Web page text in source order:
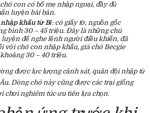
con có bố mẹ nhập ngoại, đầy đủ
luyện bài bản.
nhập khẩu từ Bỉ: có giấy tờ, nguồn gốc
bình 30 – 45 triệu. Đây là những chú
luyện để nghe lệnh người điều khiển, đã
với chó con nhập khẩu, giá chó Becgie
30 – 40 triệu.
được lực lượng cảnh sát, quân đội nhập từ
Dòng chó này cũng được các trại giống
chơi nghiêm túc ưu tiên lựa chọn.